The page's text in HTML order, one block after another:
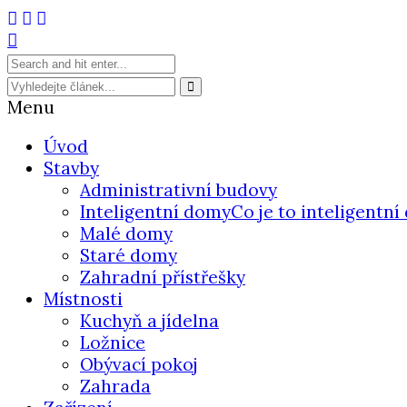
Menu
Úvod
Stavby
Administrativní budovy
Inteligentní domyCo je to inteligentní
Malé domy
Staré domy
Zahradní přístřešky
Místnosti
Kuchyň a jídelna
Ložnice
Obývací pokoj
Zahrada